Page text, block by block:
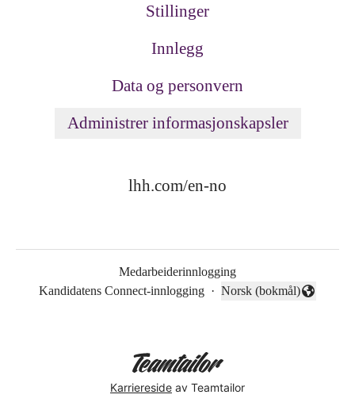
Stillinger
Innlegg
Data og personvern
Administrer informasjonskapsler
lhh.com/en-no
Medarbeiderinnlogging
Kandidatens Connect-innlogging ·
Endre språk
Norsk (bokmål)
Karriereside av Teamtailor